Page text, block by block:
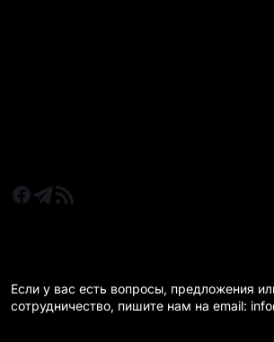
Если у вас есть вопросы, предложения
сотрудничество, пишите нам на email: